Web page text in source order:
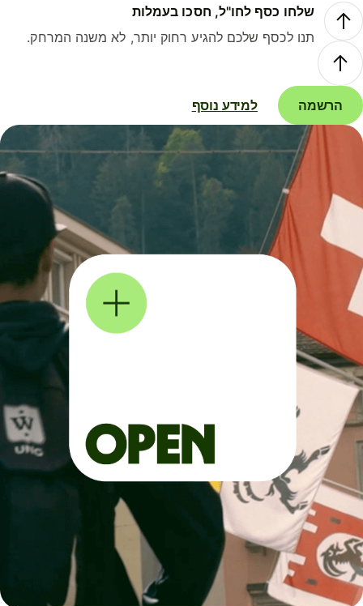
שלחו כסף לחו"ל, חסכו בעמלות
תנו לכסף שלכם להגיע רחוק יותר, לא משנה המרחק.
הרשמה למידע נוסף